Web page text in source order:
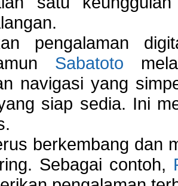
pengalaman
Sabatoto
navigasi yang
siap sedia. Ini
berkembang dan
Sebagai contoh,